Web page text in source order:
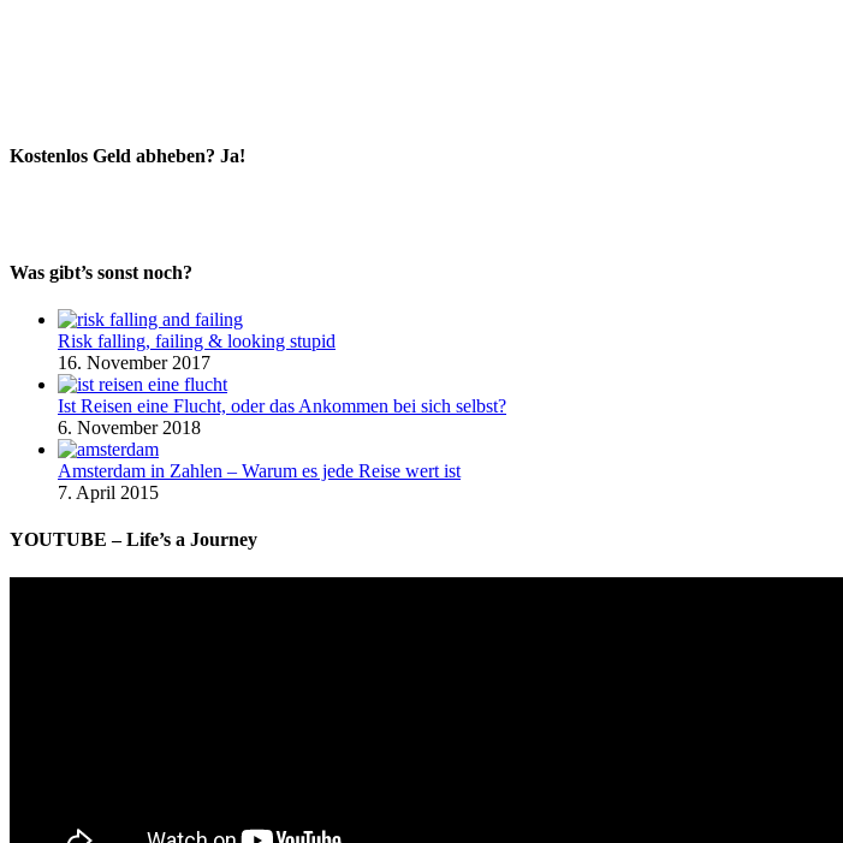
Kostenlos Geld abheben? Ja!
Was gibt’s sonst noch?
Risk falling, failing & looking stupid
16. November 2017
Ist Reisen eine Flucht, oder das Ankommen bei sich selbst?
6. November 2018
Amsterdam in Zahlen – Warum es jede Reise wert ist
7. April 2015
YOUTUBE – Life’s a Journey